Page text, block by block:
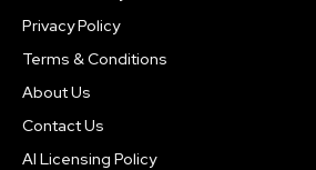
Privacy Policy
Terms & Conditions
About Us
Contact Us
AI Licensing Policy